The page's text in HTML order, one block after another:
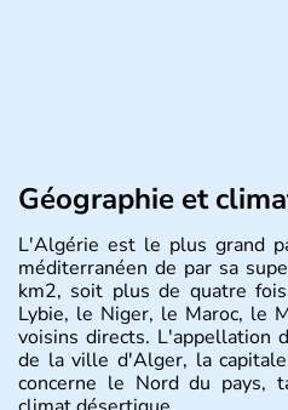
Géographie et
L'Algérie est le plus grand
méditerranéen de par sa
km2, soit plus de quatre
Lybie, le Niger, le Maroc, le
voisins directs. L'appellation
de la ville d'Alger, la
concerne le Nord du pays,